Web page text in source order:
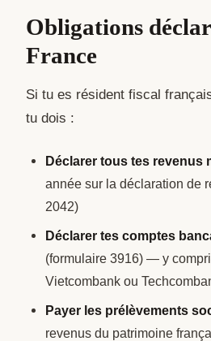
Obligations
France
Si tu es résident fiscal
tu dois :
Déclarer tous tes revenus
année sur la déclaration de
2042)
Déclarer tes comptes
(formulaire 3916) — y
Vietcombank ou
Payer les prélèvements
revenus du patrimoine